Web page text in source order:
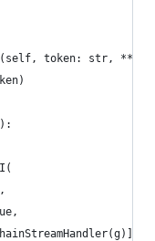
token: str,